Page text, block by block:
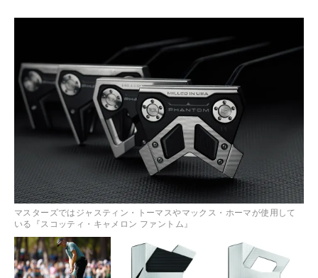
マスターズではジャスティン・トーマスやマックス・ホーマが使用して
いる『スコッティ・キャメロン ファントム』